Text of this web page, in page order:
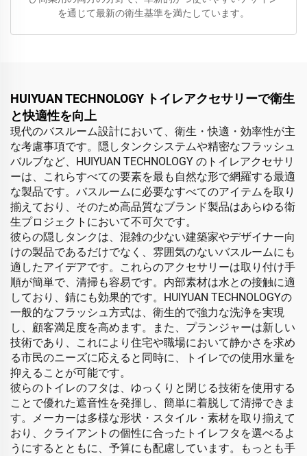
を通じて最新の衛生基準を満たしています。
HUIYUAN TECHNOLOGY トイレアクセサリーで衛生
と快適性を向上
現代のバスルーム設計において、衛生・快適・効率性が主
な考慮事項です。隠しタンクシステムや精密なフラッシュ
バルブなど、HUIYUAN TECHNOLOGY のトイレアクセサリ
ーは、これらすべての要素を最も自然な形で網羅する最適
な製品です。バスルームに必要なすべてのアイテムを取り
揃えており、そのため高品質なブランド製品はあらゆる衛
生プロジェクトにおいて不可欠です。
彼らの隠しタンクは、混雑の少ない建築家やデザイナー向
けの製品であるだけでなく、雰囲気のないバスルームにも
適したアイデアです。これらのアクセサリーは取り付け手
順が簡単で、清掃も容易です。内部素材は水との接触に適
しており、錆にも効果的です。HUIYUAN TECHNOLOGYの
一般的なフラッシュ方式は、衛生的で強力な洗浄を実現
し、顧客満足度を高めます。また、プランジャーは新しい
技術であり、これにより住宅や職場において静かさを求め
る市民のニーズに応えると同時に、トイレでの使用水量を
抑えることが可能です。
彼らのトイレのフタは、ゆっくりと閉じる技術を使用する
ことで優れた遮音性を発揮し、簡単に着脱して清掃できま
す。メーカーは多様な形状・スタイル・素材を取り揃えて
おり、クライアントの個性に合ったトイレフタを選べるよ
うにするとともに、予算にも配慮しています。もっとも手